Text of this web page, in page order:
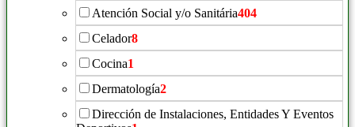
Atención Social y/o Sanitária404
Celador8
Cocina1
Dermatología2
Dirección de Instalaciones, Entidades Y Eventos